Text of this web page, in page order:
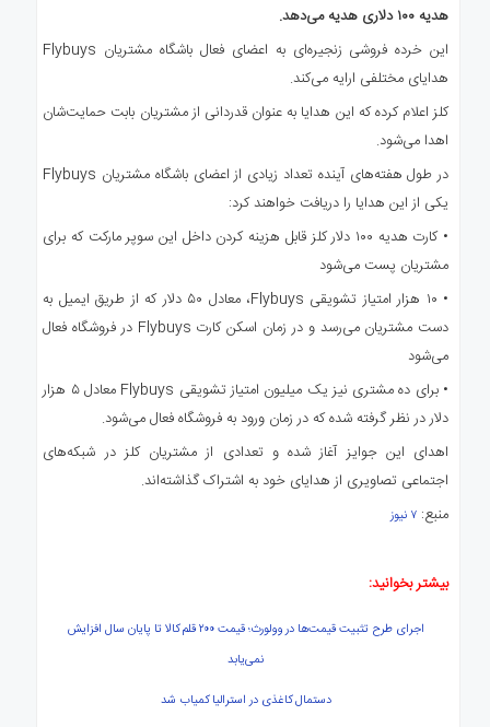
هدیه ۱۰۰ دلاری هدیه می‌دهد.
این خرده فروشی زنجیره‌ای به اعضای فعال باشگاه مشتریان Flybuys
هدایای مختلفی ارایه می‌کند.
کلز اعلام کرده که این هدایا به عنوان قدردانی از مشتریان بابت حمایت‌شان
اهدا می‌شود.
در طول هفته‌های آینده تعداد زیادی از اعضای باشگاه مشتریان Flybuys
یکی از این هدایا را دریافت خواهند کرد:
• کارت هدیه ۱۰۰ دلار کلز قابل هزینه کردن داخل این سوپر مارکت که برای
مشتریان پست می‌شود
• ۱۰ هزار امتیاز تشویقی Flybuys، معادل ۵۰ دلار که از طریق ایمیل به
دست مشتریان می‌رسد و در زمان اسکن کارت Flybuys در فروشگاه فعال
می‌شود
• برای ده مشتری نیز یک میلیون امتیاز تشویقی Flybuys معادل ۵ هزار
دلار در نظر گرفته شده که در زمان ورود به فروشگاه فعال می‌شود.
اهدای این جوایز آغاز شده و تعدادی از مشتریان کلز در شبکه‌های
اجتماعی تصاویری از هدایای خود به اشتراک گذاشته‌اند.
منبع: ۷ نیوز
بیشتر بخوانید:
اجرای طرح تثبیت قیمت‌ها در وولورث؛ قیمت ۲۰۰ قلم کالا تا پایان سال افزایش
نمی‌یابد
دستمال کاغذی در استرالیا کمیاب شد